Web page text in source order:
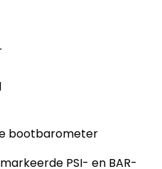
bootbarometer
PSI- en BAR-